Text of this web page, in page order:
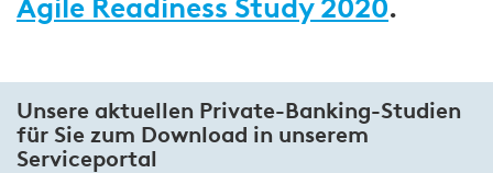
Agile Readiness Study 2020.
Unsere aktuellen Private-Banking-Studien
für Sie zum Download in unserem
Serviceportal